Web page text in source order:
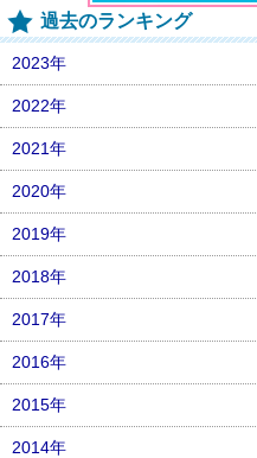
過去のランキング
2023年
2022年
2021年
2020年
2019年
2018年
2017年
2016年
2015年
2014年